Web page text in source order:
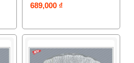
689,000 ₫